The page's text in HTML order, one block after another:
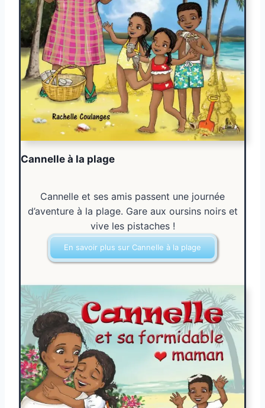
Cannelle à la plage
Cannelle et ses amis passent une journée
d’aventure à la plage. Gare aux oursins noirs et
vive les pistaches !
En savoir plus sur Cannelle à la plage